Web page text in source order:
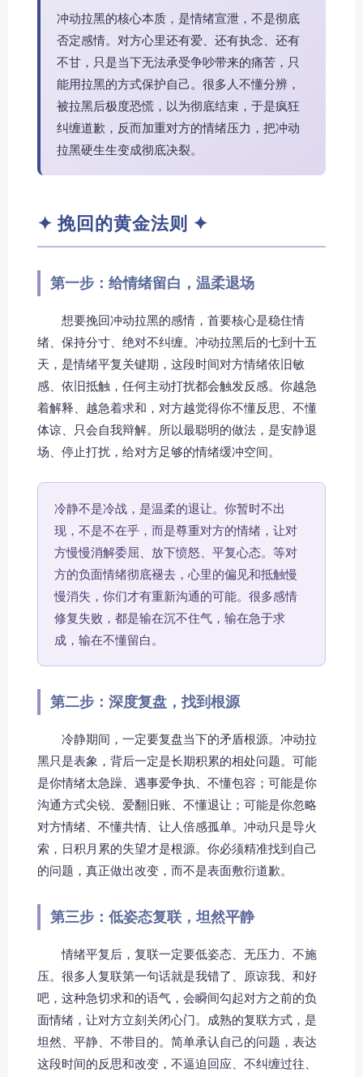
冲动拉黑的核心本质，是情绪宣泄，不是彻底
否定感情。对方心里还有爱、还有执念、还有
不甘，只是当下无法承受争吵带来的痛苦，只
能用拉黑的方式保护自己。很多人不懂分辨，
被拉黑后极度恐慌，以为彻底结束，于是疯狂
纠缠道歉，反而加重对方的情绪压力，把冲动
拉黑硬生生变成彻底决裂。
✦ 挽回的黄金法则 ✦
第一步：给情绪留白，温柔退场
想要挽回冲动拉黑的感情，首要核心是稳住情
绪、保持分寸、绝对不纠缠。冲动拉黑后的七到十五
天，是情绪平复关键期，这段时间对方情绪依旧敏
感、依旧抵触，任何主动打扰都会触发反感。你越急
着解释、越急着求和，对方越觉得你不懂反思、不懂
体谅、只会自我辩解。所以最聪明的做法，是安静退
场、停止打扰，给对方足够的情绪缓冲空间。
冷静不是冷战，是温柔的退让。你暂时不出
现，不是不在乎，而是尊重对方的情绪，让对
方慢慢消解委屈、放下愤怒、平复心态。等对
方的负面情绪彻底褪去，心里的偏见和抵触慢
慢消失，你们才有重新沟通的可能。很多感情
修复失败，都是输在沉不住气，输在急于求
成，输在不懂留白。
第二步：深度复盘，找到根源
冷静期间，一定要复盘当下的矛盾根源。冲动拉
黑只是表象，背后一定是长期积累的相处问题。可能
是你情绪太急躁、遇事爱争执、不懂包容；可能是你
沟通方式尖锐、爱翻旧账、不懂退让；可能是你忽略
对方情绪、不懂共情、让人倍感孤单。冲动只是导火
索，日积月累的失望才是根源。你必须精准找到自己
的问题，真正做出改变，而不是表面敷衍道歉。
第三步：低姿态复联，坦然平静
情绪平复后，复联一定要低姿态、无压力、不施
压。很多人复联第一句话就是我错了、原谅我、和好
吧，这种急切求和的语气，会瞬间勾起对方之前的负
面情绪，让对方立刻关闭心门。成熟的复联方式，是
坦然、平静、不带目的。简单承认自己的问题，表达
这段时间的反思和改变，不逼迫回应、不纠缠过往、